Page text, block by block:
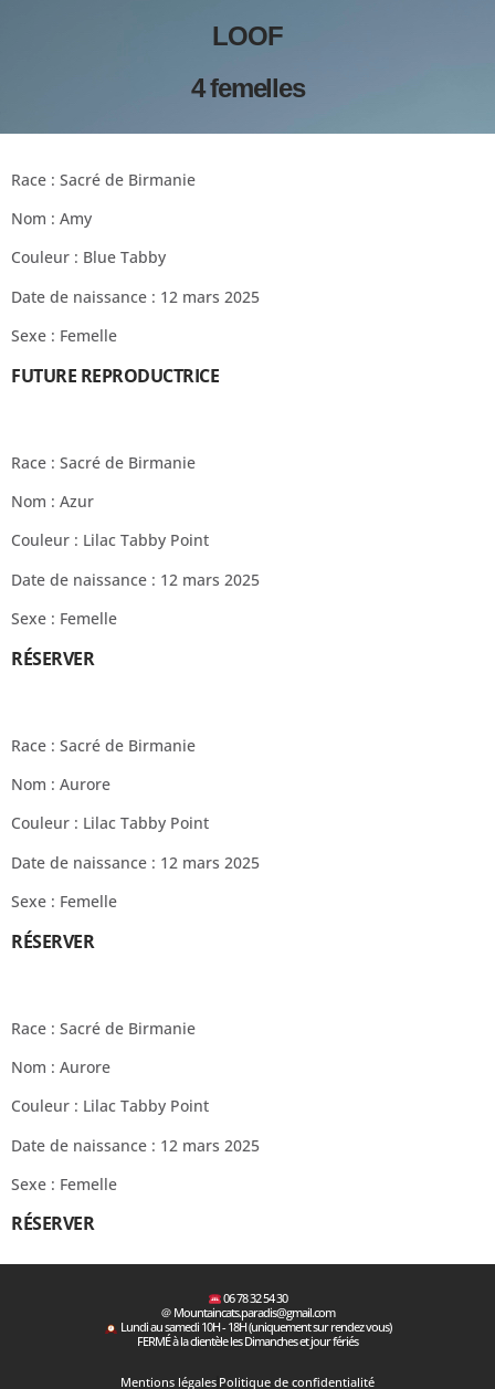
LOOF
4 femelles
Race : Sacré de Birmanie
Nom : Amy
Couleur : Blue Tabby
Date de naissance : 12 mars 2025
Sexe : Femelle
FUTURE REPRODUCTRICE
Race : Sacré de Birmanie
Nom : Azur
Couleur : Lilac Tabby Point
Date de naissance : 12 mars 2025
Sexe : Femelle
RÉSERVER
Race : Sacré de Birmanie
Nom : Aurore
Couleur : Lilac Tabby Point
Date de naissance : 12 mars 2025
Sexe : Femelle
RÉSERVER
Race : Sacré de Birmanie
Nom : Aurore
Couleur : Lilac Tabby Point
Date de naissance : 12 mars 2025
Sexe : Femelle
RÉSERVER
06 78 32 54 30
＠ Mountaincats.paradis@gmail.com
Lundi au samedi 10H - 18H (uniquement sur rendez vous)
FERMÉ à la clientèle les Dimanches et jour fériés
Mentions légales Politique de confidentialité